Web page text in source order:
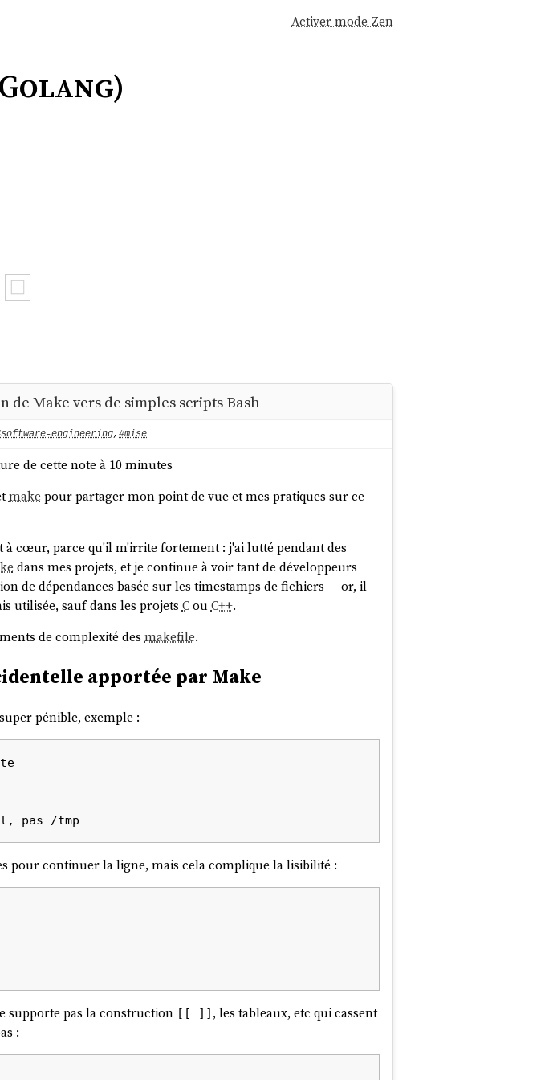
Activer mode Zen
de Make vers de simples scripts Bash
engineering, #mise
de cette note à 10 minutes
make pour partager mon point de vue et mes pratiques sur ce
à cœur, parce qu'il m'irrite fortement : j'ai lutté pendant des
dans mes projets, et je continue à voir tant de développeurs
de dépendances basée sur les timestamps de fichiers — or, il
utilisée, sauf dans les projets Cou C++.
de complexité des makefile.
apportée par Make
pénible, exemple :
pour continuer la ligne, mais cela complique la lisibilité :
supporte pas la construction [[ ]] , les tableaux, etc qui cassent
: